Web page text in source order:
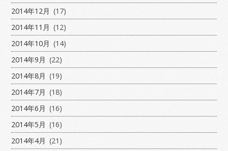
2014年12月 (17)
2014年11月 (12)
2014年10月 (14)
2014年9月 (22)
2014年8月 (19)
2014年7月 (18)
2014年6月 (16)
2014年5月 (16)
2014年4月 (21)